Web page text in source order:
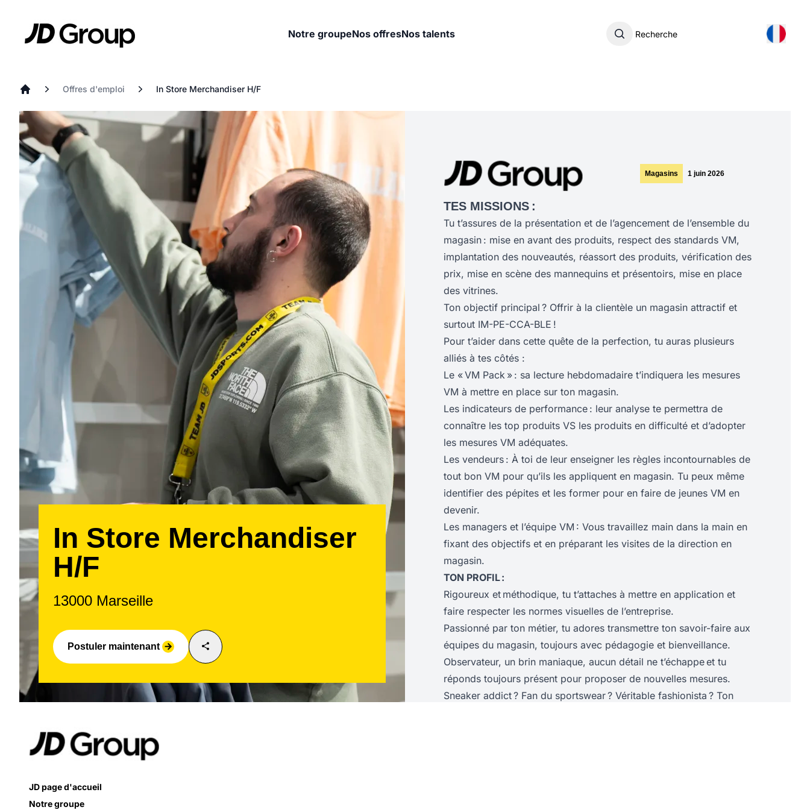
JD
Notre groupeNos offresNos talents Recherche
Offres d'emploi In Store Merchandiser H/F
In Store Merchandiser
H/F
13000 Marseille
Postuler maintenant arrow_forward share
Magasins 1 juin 2026
TES MISSIONS :
Tu t’assures de la présentation et de l’agencement de l’ensemble du
magasin : mise en avant des produits, respect des standards VM,
implantation des nouveautés, réassort des produits, vérification des
prix, mise en scène des mannequins et présentoirs, mise en place
des vitrines.
Ton objectif principal ? Offrir à la clientèle un magasin attractif et
surtout IM-PE-CCA-BLE !
Pour t’aider dans cette quête de la perfection, tu auras plusieurs
alliés à tes côtés :
Le « VM Pack » : sa lecture hebdomadaire t’indiquera les mesures
VM à mettre en place sur ton magasin.
Les indicateurs de performance : leur analyse te permettra de
connaître les top produits VS les produits en difficulté et d’adopter
les mesures VM adéquates.
Les vendeurs : À toi de leur enseigner les règles incontournables de
tout bon VM pour qu’ils les appliquent en magasin. Tu peux même
identifier des pépites et les former pour en faire de jeunes VM en
devenir.
Les managers et l’équipe VM : Vous travaillez main dans la main en
fixant des objectifs et en préparant les visites de la direction en
magasin.
TON PROFIL :
Rigoureux et méthodique, tu t’attaches à mettre en application et
faire respecter les normes visuelles de l’entreprise.
Passionné par ton métier, tu adores transmettre ton savoir-faire aux
équipes du magasin, toujours avec pédagogie et bienveillance.
Observateur, un brin maniaque, aucun détail ne t’échappe et tu
réponds toujours présent pour proposer de nouvelles mesures.
Sneaker addict ? Fan du sportswear ? Véritable fashionista ? Ton
JD page d'accueil
Notre groupe